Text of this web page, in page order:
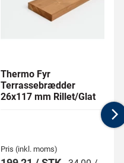
Thermo Fyr
Terrassebrædder
26x117 mm Rillet/Glat
Pris (inkl. moms)